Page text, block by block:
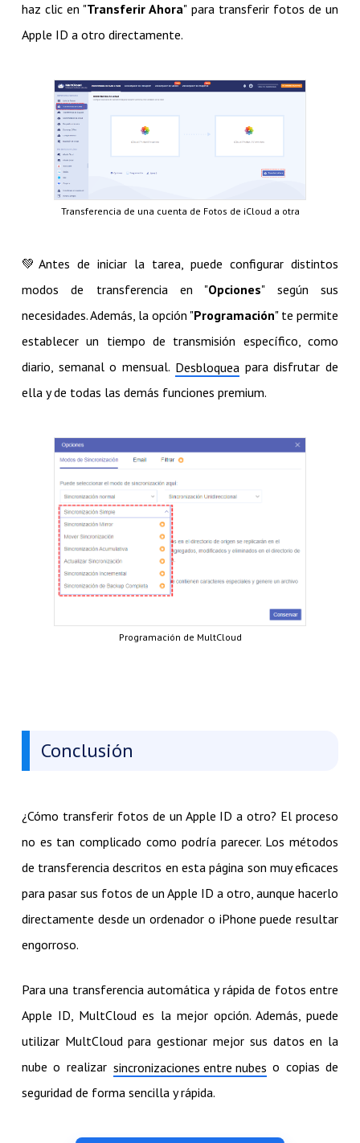
haz clic en "Transferir Ahora" para transferir fotos de un
Apple ID a otro directamente.
Transferencia de una cuenta de Fotos de iCloud a otra
💚​Antes de iniciar la tarea, puede configurar distintos
modos de transferencia en "Opciones" según sus
necesidades. Además, la opción "Programación" te permite
establecer un tiempo de transmisión específico, como
diario, semanal o mensual. Desbloquea para disfrutar de
ella y de todas las demás funciones premium.
Programación de MultCloud
Conclusión
¿Cómo transferir fotos de un Apple ID a otro? El proceso
no es tan complicado como podría parecer. Los métodos
de transferencia descritos en esta página son muy eficaces
para pasar sus fotos de un Apple ID a otro, aunque hacerlo
directamente desde un ordenador o iPhone puede resultar
engorroso.
Para una transferencia automática y rápida de fotos entre
Apple ID, MultCloud es la mejor opción. Además, puede
utilizar MultCloud para gestionar mejor sus datos en la
nube o realizar sincronizaciones entre nubes o copias de
seguridad de forma sencilla y rápida.